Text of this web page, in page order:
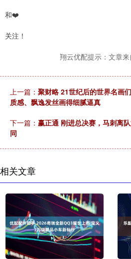
和❤️
关注！
翔云优配提示：文章来
上一篇： 聚财略 21世纪后的世界名画
质感、飘逸发丝画得细腻逼真
下一篇： 赢正通 刚进总决赛，马刺离
同
相关文章